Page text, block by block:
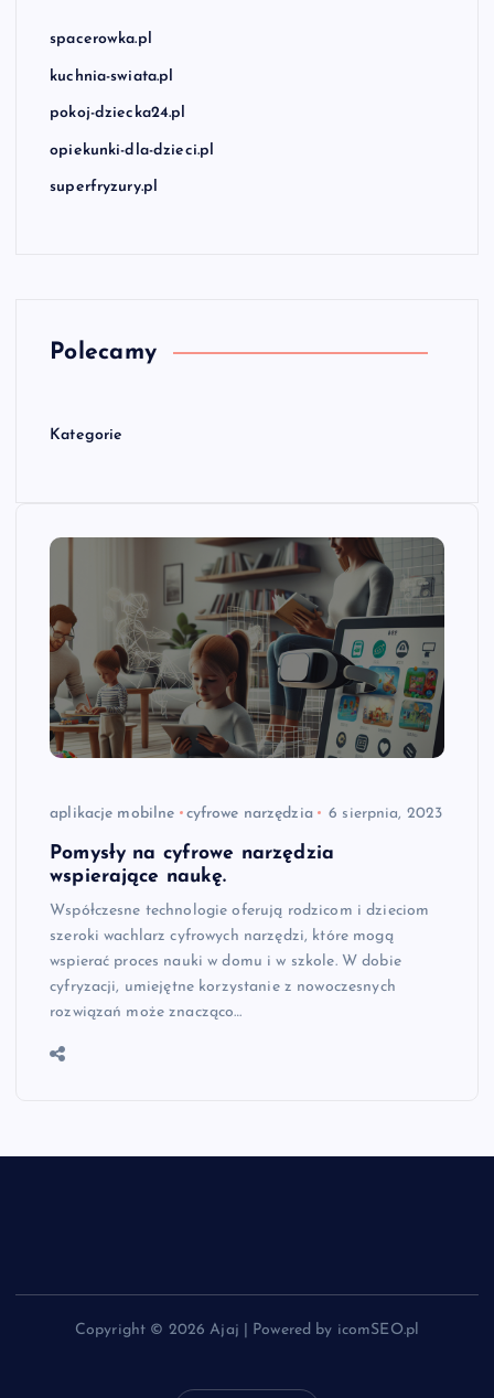
spacerowka.pl
kuchnia-swiata.pl
pokoj-dziecka24.pl
opiekunki-dla-dzieci.pl
superfryzury.pl
Polecamy
Kategorie
aplikacje mobilne cyfrowe narzędzia 6 sierpnia, 2023
Pomysły na cyfrowe narzędzia
wspierające naukę.
Współczesne technologie oferują rodzicom i dzieciom
szeroki wachlarz cyfrowych narzędzi, które mogą
wspierać proces nauki w domu i w szkole. W dobie
cyfryzacji, umiejętne korzystanie z nowoczesnych
rozwiązań może znacząco…
Copyright © 2026 Ajaj | Powered by icomSEO.pl